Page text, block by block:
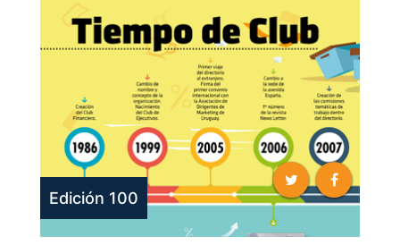
Edición 100